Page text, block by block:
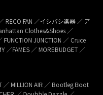
RECO FAN ／イシバシ楽器 ／ ア
Clothes&Shoes ／
FUNCTION JUNCTION ／ Cruce
／FAMES ／ MOREBUDGET ／
／ MILLION AIR ／ Bootleg Boot